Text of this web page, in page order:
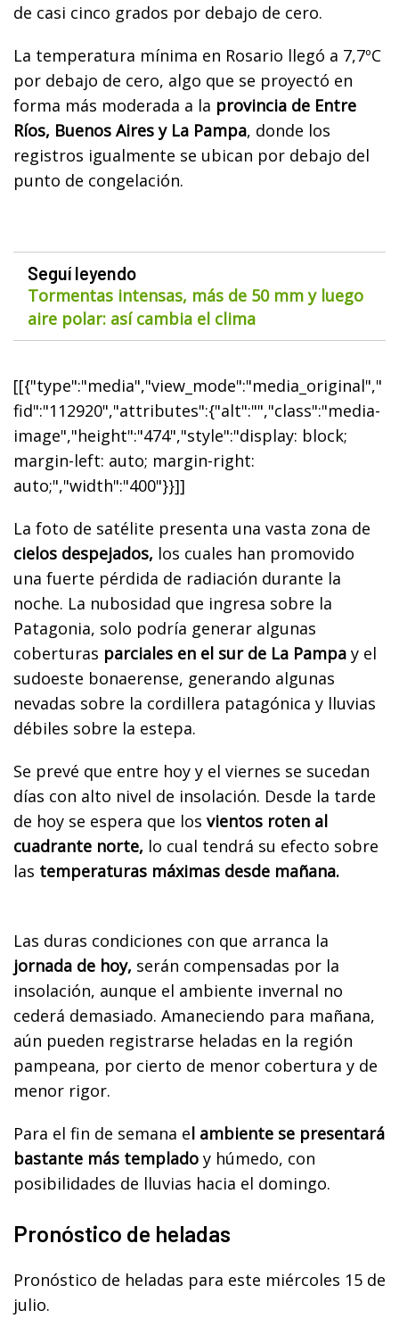
de casi cinco grados por debajo de cero.
La temperatura mínima en Rosario llegó a 7,7ºC
por debajo de cero, algo que se proyectó en
forma más moderada a la provincia de Entre
Ríos, Buenos Aires y La Pampa, donde los
registros igualmente se ubican por debajo del
punto de congelación.
Seguí leyendo
Tormentas intensas, más de 50 mm y luego
aire polar: así cambia el clima
[[{"type":"media","view_mode":"media_original","
fid":"112920","attributes":{"alt":"","class":"media-
image","height":"474","style":"display: block;
margin-left: auto; margin-right:
auto;","width":"400"}}]]
La foto de satélite presenta una vasta zona de
cielos despejados, los cuales han promovido
una fuerte pérdida de radiación durante la
noche. La nubosidad que ingresa sobre la
Patagonia, solo podría generar algunas
coberturas parciales en el sur de La Pampa y el
sudoeste bonaerense, generando algunas
nevadas sobre la cordillera patagónica y lluvias
débiles sobre la estepa.
Se prevé que entre hoy y el viernes se sucedan
días con alto nivel de insolación. Desde la tarde
de hoy se espera que los vientos roten al
cuadrante norte, lo cual tendrá su efecto sobre
las temperaturas máximas desde mañana.
Las duras condiciones con que arranca la
jornada de hoy, serán compensadas por la
insolación, aunque el ambiente invernal no
cederá demasiado. Amaneciendo para mañana,
aún pueden registrarse heladas en la región
pampeana, por cierto de menor cobertura y de
menor rigor.
Para el fin de semana el ambiente se presentará
bastante más templado y húmedo, con
posibilidades de lluvias hacia el domingo.
Pronóstico de heladas
Pronóstico de heladas para este miércoles 15 de
julio.